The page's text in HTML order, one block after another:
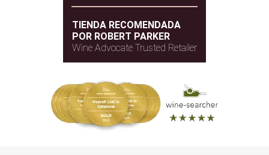
TIENDA RECOMENDADA
POR ROBERT PARKER
Wine Advocate Trusted Retailer